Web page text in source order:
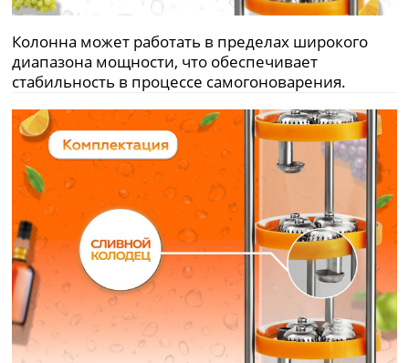
Колонна может работать в пределах широкого
диапазона мощности, что обеспечивает
стабильность в процессе самогоноварения.